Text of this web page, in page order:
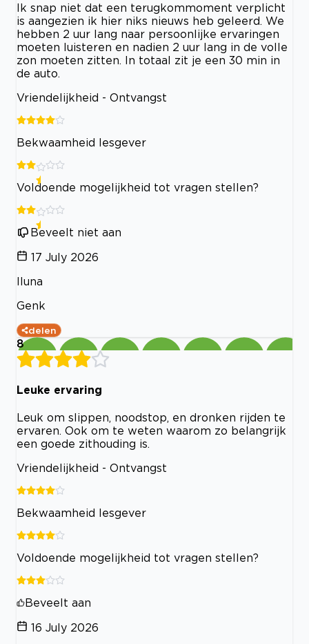
Ik snap niet dat een terugkommoment verplicht
is aangezien ik hier niks nieuws heb geleerd. We
hebben 2 uur lang naar persoonlijke ervaringen
moeten luisteren en nadien 2 uur lang in de volle
zon moeten zitten. In totaal zit je een 30 min in
de auto.
Vriendelijkheid - Ontvangst
Bekwaamheid lesgever
Voldoende mogelijkheid tot vragen stellen?
Beveelt niet aan
17 July 2026
Iluna
Genk
delen
8
Leuke ervaring
Leuk om slippen, noodstop, en dronken rijden te
ervaren. Ook om te weten waarom zo belangrijk
een goede zithouding is.
Vriendelijkheid - Ontvangst
Bekwaamheid lesgever
Voldoende mogelijkheid tot vragen stellen?
Beveelt aan
16 July 2026